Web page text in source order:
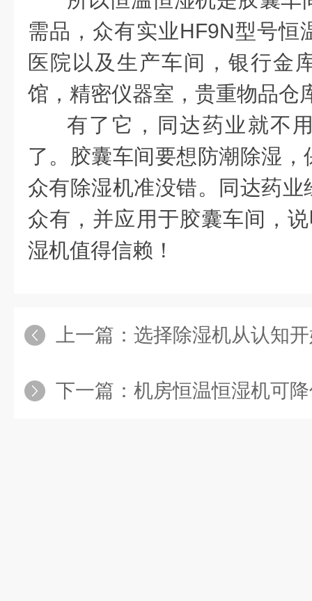
需品，众有实业HF9N型号恒
医院以及生产车间，银行金
馆，精密仪器室，贵重物品仓
有了它，同达药业就不
了。胶囊车间要想防潮除湿
众有除湿机准没错。同达药
众有，并应用于胶囊车间，
湿机值得信赖！
上一篇： 选择除湿机从认知
下一篇： 机房恒温恒湿机可